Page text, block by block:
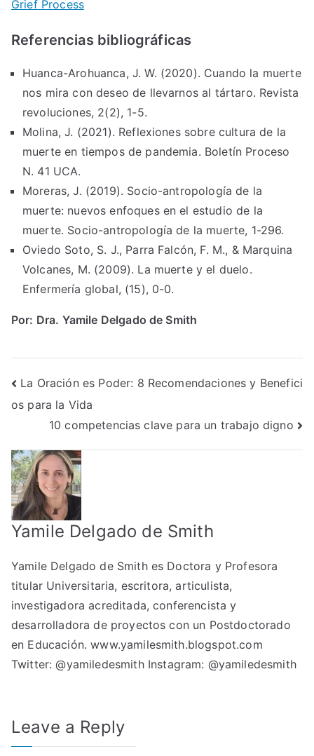
Grief Process
Referencias bibliográficas
Huanca-Arohuanca, J. W. (2020). Cuando la muerte
nos mira con deseo de llevarnos al tártaro. Revista
revoluciones, 2(2), 1-5.
Molina, J. (2021). Reflexiones sobre cultura de la
muerte en tiempos de pandemia. Boletín Proceso
N. 41 UCA.
Moreras, J. (2019). Socio-antropología de la
muerte: nuevos enfoques en el estudio de la
muerte. Socio-antropología de la muerte, 1-296.
Oviedo Soto, S. J., Parra Falcón, F. M., & Marquina
Volcanes, M. (2009). La muerte y el duelo.
Enfermería global, (15), 0-0.
Por: Dra. Yamile Delgado de Smith
Post
navigation
La Oración es Poder: 8 Recomendaciones y Benefici
os para la Vida
10 competencias clave para un trabajo digno
Yamile Delgado de Smith
Yamile Delgado de Smith es Doctora y Profesora
titular Universitaria, escritora, articulista,
investigadora acreditada, conferencista y
desarrolladora de proyectos con un Postdoctorado
en Educación.www.yamilesmith.blogspot.com
Twitter:@yamiledesmithInstagram: @yamiledesmith
Leave a Reply